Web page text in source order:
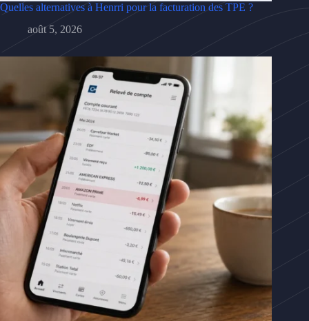
Quelles alternatives à Henrri pour la facturation des TPE ?
août 5, 2026